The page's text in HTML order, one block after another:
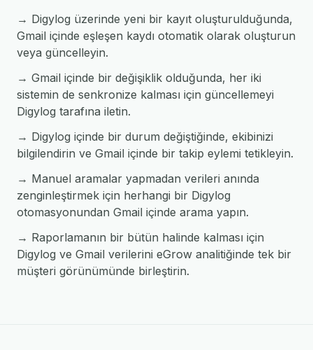
→ Digylog üzerinde yeni bir kayıt oluşturulduğunda,
Gmail içinde eşleşen kaydı otomatik olarak oluşturun
veya güncelleyin.
→ Gmail içinde bir değişiklik olduğunda, her iki
sistemin de senkronize kalması için güncellemeyi
Digylog tarafına iletin.
→ Digylog içinde bir durum değiştiğinde, ekibinizi
bilgilendirin ve Gmail içinde bir takip eylemi tetikleyin.
→ Manuel aramalar yapmadan verileri anında
zenginleştirmek için herhangi bir Digylog
otomasyonundan Gmail içinde arama yapın.
→ Raporlamanın bir bütün halinde kalması için
Digylog ve Gmail verilerini eGrow analitiğinde tek bir
müşteri görünümünde birleştirin.